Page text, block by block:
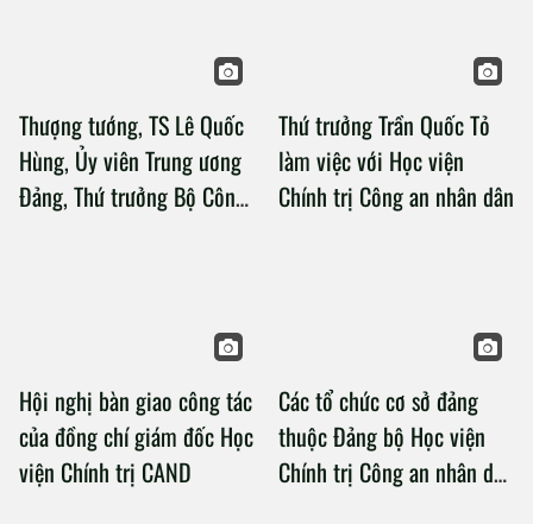
Thượng tướng, TS Lê Quốc
Hùng, Ủy viên Trung ương
Đảng, Thứ trưởng Bộ Công
Thứ trưởng Trần Quốc Tỏ
làm việc với Học viện
Chính trị Công an nhân dân
Hội nghị bàn giao công tác
của đồng chí giám đốc Học
viện Chính trị CAND
Các tổ chức cơ sở đảng
thuộc Đảng bộ Học viện
Chính trị Công an nhân dân